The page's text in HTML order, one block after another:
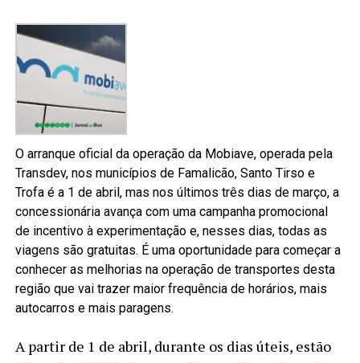
O arranque oficial da operação da Mobiave, operada pela
Transdev, nos municípios de Famalicão, Santo Tirso e
Trofa é a 1 de abril, mas nos últimos três dias de março, a
concessionária avança com uma campanha promocional
de incentivo à experimentação e, nesses dias, todas as
viagens são gratuitas. É uma oportunidade para começar a
conhecer as melhorias na operação de transportes desta
região que vai trazer maior frequência de horários, mais
autocarros e mais paragens.
A partir de 1 de abril, durante os dias úteis, estão